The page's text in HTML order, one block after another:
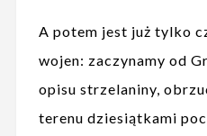
A potem jest już tylko
wojen: zaczynamy od
opisu strzelaniny,
terenu dziesiątkami